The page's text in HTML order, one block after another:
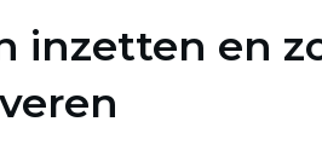
inzetten en